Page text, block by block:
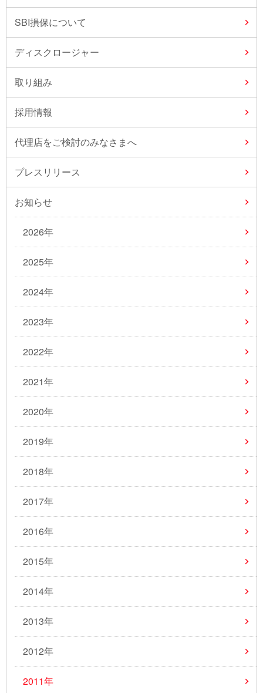
SBI損保について
ディスクロージャー
取り組み
採用情報
代理店をご検討のみなさまへ
プレスリリース
お知らせ
2026年
2025年
2024年
2023年
2022年
2021年
2020年
2019年
2018年
2017年
2016年
2015年
2014年
2013年
2012年
2011年